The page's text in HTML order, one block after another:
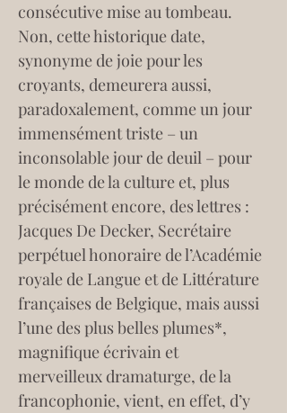
consécutive mise au tombeau.
Non, cette historique date,
synonyme de joie pour les
croyants, demeurera aussi,
paradoxalement, comme un jour
immensément triste – un
inconsolable jour de deuil – pour
le monde de la culture et, plus
précisément encore, des lettres :
Jacques De Decker, Secrétaire
perpétuel honoraire de l’Académie
royale de Langue et de Littérature
françaises de Belgique, mais aussi
l’une des plus belles plumes*,
magnifique écrivain et
merveilleux dramaturge, de la
francophonie, vient, en effet, d’y